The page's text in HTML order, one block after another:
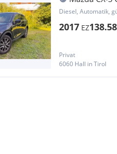
Diesel, Automatik,
2017 EZ
Privat
6060 Hall in Tirol